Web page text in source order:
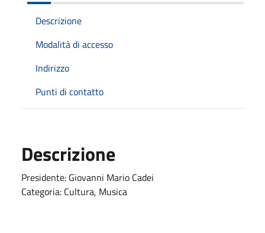
Descrizione
Modalità di accesso
Indirizzo
Punti di contatto
Descrizione
Presidente: Giovanni Mario Cadei
Categoria: Cultura, Musica